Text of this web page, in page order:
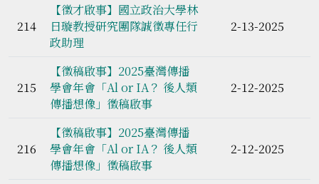
214
【徵才啟事】國立政治大學林
日璇教授研究團隊誠徵專任行
政助理
2-13-2025
215
【徵稿啟事】2025臺灣傳播
學會年會「Al or IA？ 後人類
傳播想像」徵稿啟事
2-12-2025
216
【徵稿啟事】2025臺灣傳播
學會年會「Al or IA？ 後人類
傳播想像」徵稿啟事
2-12-2025